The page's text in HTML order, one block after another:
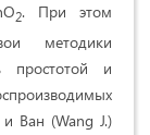
2. При этом
методики
простотой и
и Ван (Wang J.)